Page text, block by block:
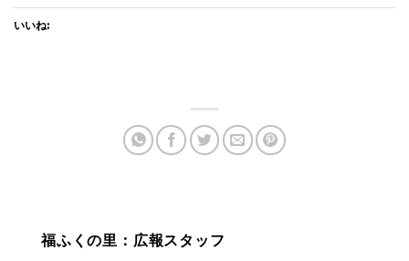
いいね:
福ふくの里：広報スタッフ